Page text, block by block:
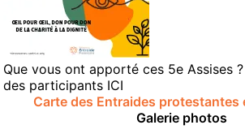
Que vous ont apporté ces 5e Assises
des participants ICI
Carte des Entraides protestantes
Galerie photos